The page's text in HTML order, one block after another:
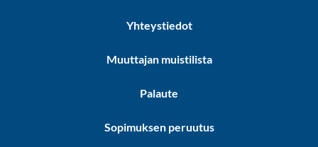
Yhteystiedot
Muuttajan muistilista
Palaute
Sopimuksen peruutus